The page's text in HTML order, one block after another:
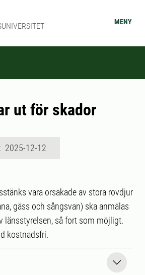
MENY
ut för skador
2025-12-12
vara orsakade av stora rovdjur
gäss och sångsvan) ska anmälas
länsstyrelsen, så fort som möjligt.
kostnadsfri.